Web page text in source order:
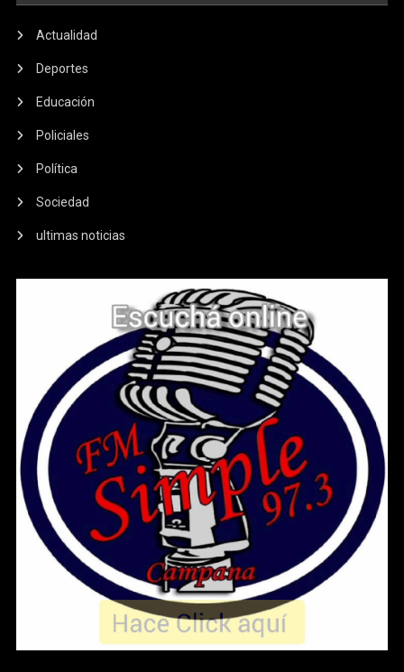
Actualidad
Deportes
Educación
Policiales
Política
Sociedad
ultimas noticias